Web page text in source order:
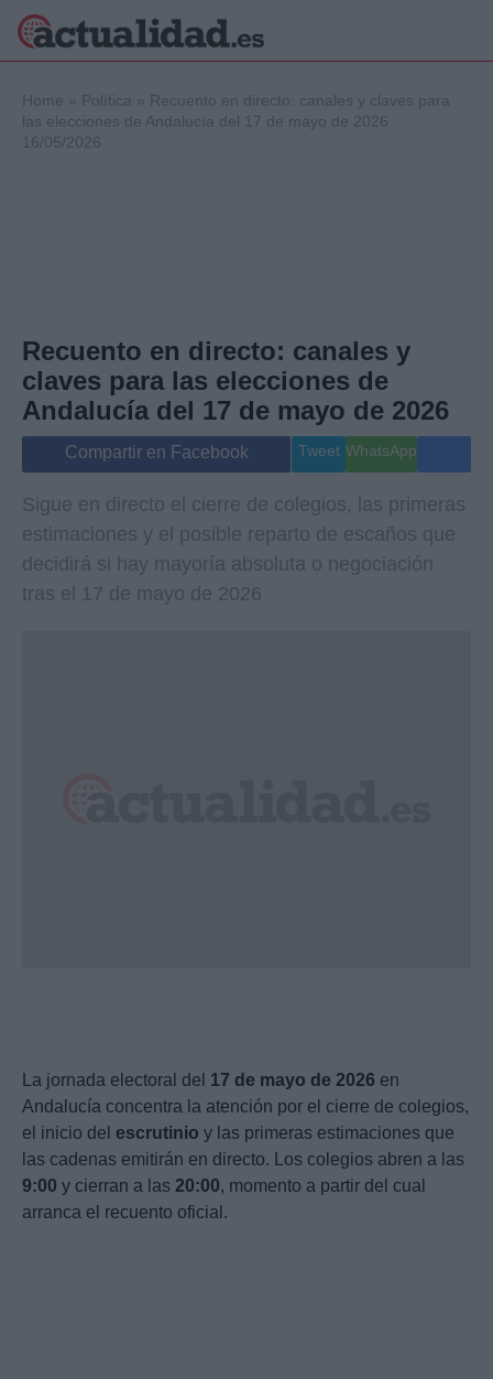
Internacional
Viajes
Gente
Musica
Home » Política » Recuento en directo: canales y claves para
las elecciones de Andalucía del 17 de mayo de 2026
16/05/2026
Recuento en directo: canales y
claves para las elecciones de
Andalucía del 17 de mayo de 2026
Compartir en Facebook Tweet WhatsApp
Sigue en directo el cierre de colegios, las primeras
estimaciones y el posible reparto de escaños que
decidirá si hay mayoría absoluta o negociación
tras el 17 de mayo de 2026
La jornada electoral del 17 de mayo de 2026 en
Andalucía concentra la atención por el cierre de colegios,
el inicio del escrutinio y las primeras estimaciones que
las cadenas emitirán en directo. Los colegios abren a las
9:00 y cierran a las 20:00, momento a partir del cual
arranca el recuento oficial.